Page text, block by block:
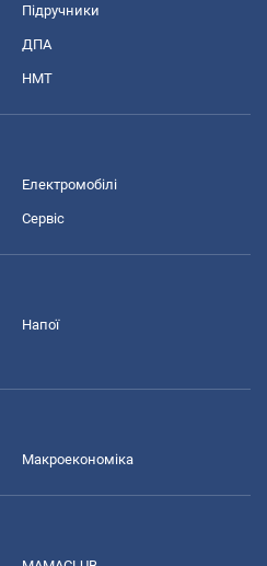
Підручники
ДПА
НМТ
Електромобілі
Сервіс
Напої
Макроекономіка